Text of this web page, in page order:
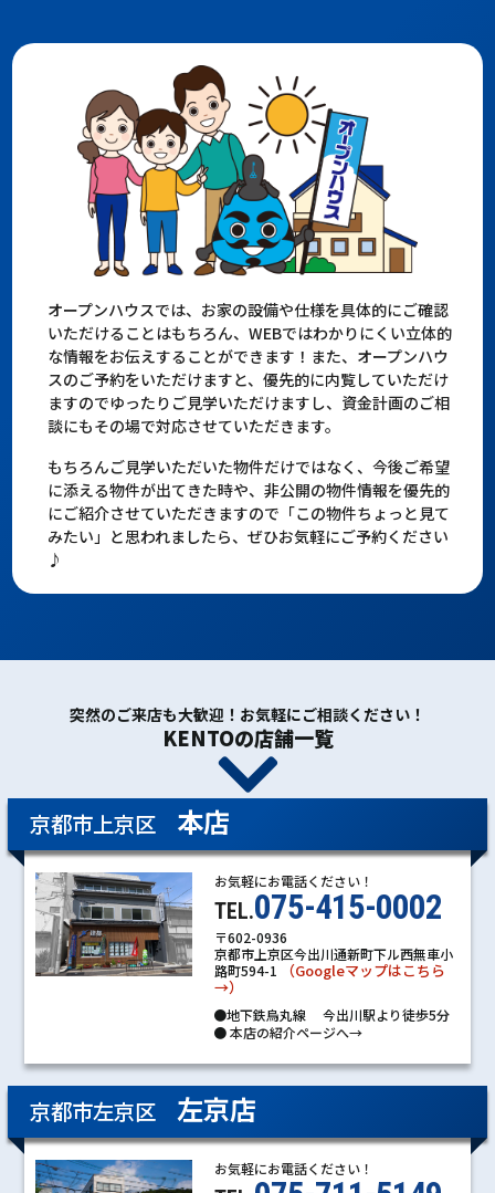
オープンハウスでは、お家の設備や仕様を具体的にご確認
いただけることはもちろん、WEBではわかりにくい立体的
な情報をお伝えすることができます！また、オープンハウ
スのご予約をいただけますと、優先的に内覧していただけ
ますのでゆったりご見学いただけますし、資金計画のご相
談にもその場で対応させていただきます。
もちろんご見学いただいた物件だけではなく、今後ご希望
に添える物件が出てきた時や、非公開の物件情報を優先的
にご紹介させていただきますので「この物件ちょっと見て
みたい」と思われましたら、ぜひお気軽にご予約ください
♪
突然のご来店も大歓迎！お気軽にご相談ください！
KENTOの店舗一覧
京都市上京区 本店
お気軽にお電話ください！
TEL.075-415-0002
〒602-0936
京都市上京区今出川通新町下ル西無車小
路町594-1
（Googleマップはこちら
→）
●地下鉄烏丸線 今出川駅より徒歩5分
●本店の紹介ページへ→
京都市左京区 左京店
お気軽にお電話ください！